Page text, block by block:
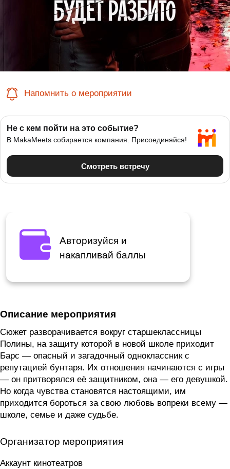
Напомнить о мероприятии
Авторизуйся и
накапливай баллы
Описание мероприятия
Сюжет разворачивается вокруг старшеклассницы
Полины, на защиту которой в новой школе приходит
Барс — опасный и загадочный одноклассник с
репутацией бунтаря. Их отношения начинаются с игры
— он притворялся её защитником, она — его девушкой.
Но когда чувства становятся настоящими, им
приходится бороться за свою любовь вопреки всему —
школе, семье и даже судьбе.
Организатор мероприятия
Аккаунт кинотеатров